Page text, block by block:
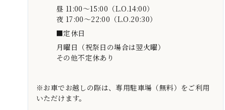
昼 11:00～15:00（L.O.14:00）
夜 17:00～22:00（L.O.20:30）
■定休日
月曜日（祝祭日の場合は翌火曜）
その他不定休あり
※お車でお越しの際は、専用駐車場（無料）をご利用
いただけます。